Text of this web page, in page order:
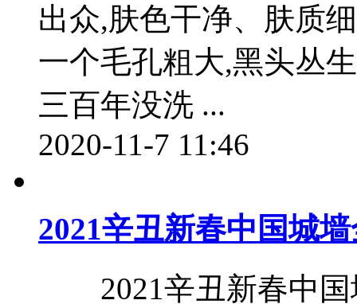
出众,肤色干净、肤质
一个毛孔粗大,黑头丛
三百年没洗 ...
2020-11-7 11:46
2021辛丑新春中国城
2021辛丑新春中国